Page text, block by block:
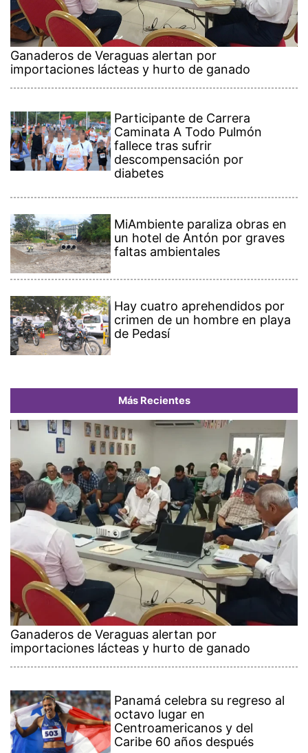
Ganaderos de Veraguas alertan por
importaciones lácteas y hurto de ganado
Participante de Carrera
Caminata A Todo Pulmón
fallece tras sufrir
descompensación por
diabetes
MiAmbiente paraliza obras en
un hotel de Antón por graves
faltas ambientales
Hay cuatro aprehendidos por
crimen de un hombre en playa
de Pedasí
Más Recientes
Ganaderos de Veraguas alertan por
importaciones lácteas y hurto de ganado
Panamá celebra su regreso al
octavo lugar en
Centroamericanos y del
Caribe 60 años después